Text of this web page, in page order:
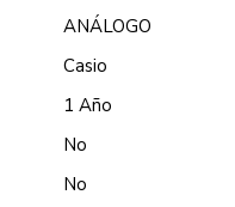
ANÁLOGO
Casio
1 Año
No
No